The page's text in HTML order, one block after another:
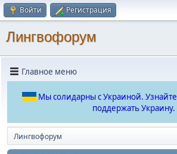
Войти Регистрация
Лингвофорум
Главное меню
Мы солидарны с Украиной. Узнайте
поддержать Украину.
Лингвофорум